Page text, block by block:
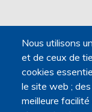
Nous utilisons
et de ceux de
cookies
le site web ;
meilleure
Navigation